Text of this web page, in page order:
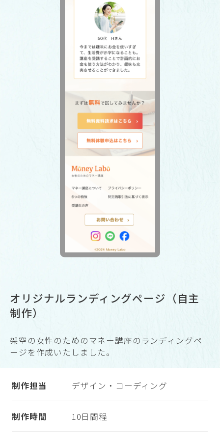
オリジナルランディングページ（自主
制作）
架空の女性のためのマネー講座のランディングペ
ージを作成いたしました。
制作担当 デザイン・コーディング
制作時間 10日間程